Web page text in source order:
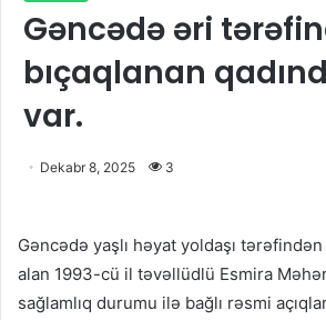
Gəncədə əri
bıçaqlanan
var.
Dekabr 8, 2025 3
Gəncədə yaşlı həyat yoldaşı
alan 1993-cü il təvəllüdlü Esmira
sağlamlıq durumu ilə bağlı rəsmi